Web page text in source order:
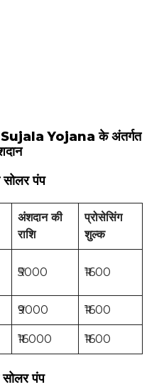
Yojana के अंतर्गत
सोलर पंप
अंशदान की
राशि
प्रोसेसिंग
शुल्क
₹5000 ₹1600
₹9000 ₹1600
₹16000 ₹1600
सोलर पंप